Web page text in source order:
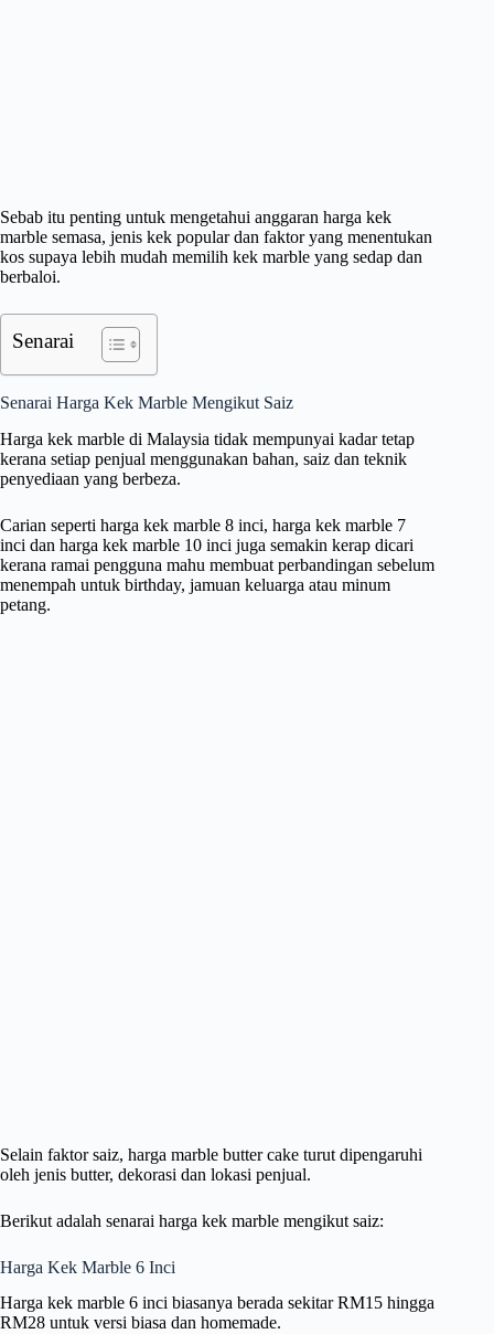
Sebab itu penting untuk mengetahui anggaran harga kek
marble semasa, jenis kek popular dan faktor yang menentukan
kos supaya lebih mudah memilih kek marble yang sedap dan
berbaloi.
Senarai
Senarai Harga Kek Marble Mengikut Saiz
Harga kek marble di Malaysia tidak mempunyai kadar tetap
kerana setiap penjual menggunakan bahan, saiz dan teknik
penyediaan yang berbeza.
Carian seperti harga kek marble 8 inci, harga kek marble 7
inci dan harga kek marble 10 inci juga semakin kerap dicari
kerana ramai pengguna mahu membuat perbandingan sebelum
menempah untuk birthday, jamuan keluarga atau minum
petang.
Selain faktor saiz, harga marble butter cake turut dipengaruhi
oleh jenis butter, dekorasi dan lokasi penjual.
Berikut adalah senarai harga kek marble mengikut saiz:
Harga Kek Marble 6 Inci
Harga kek marble 6 inci biasanya berada sekitar RM15 hingga
RM28 untuk versi biasa dan homemade.